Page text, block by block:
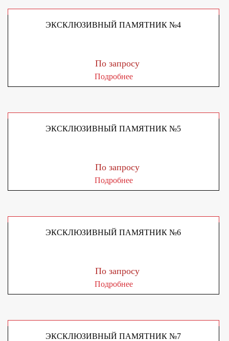
ЭКСКЛЮЗИВНЫЙ ПАМЯТНИК №4
По запросу
Подробнее
ЭКСКЛЮЗИВНЫЙ ПАМЯТНИК №5
По запросу
Подробнее
ЭКСКЛЮЗИВНЫЙ ПАМЯТНИК №6
По запросу
Подробнее
ЭКСКЛЮЗИВНЫЙ ПАМЯТНИК №7